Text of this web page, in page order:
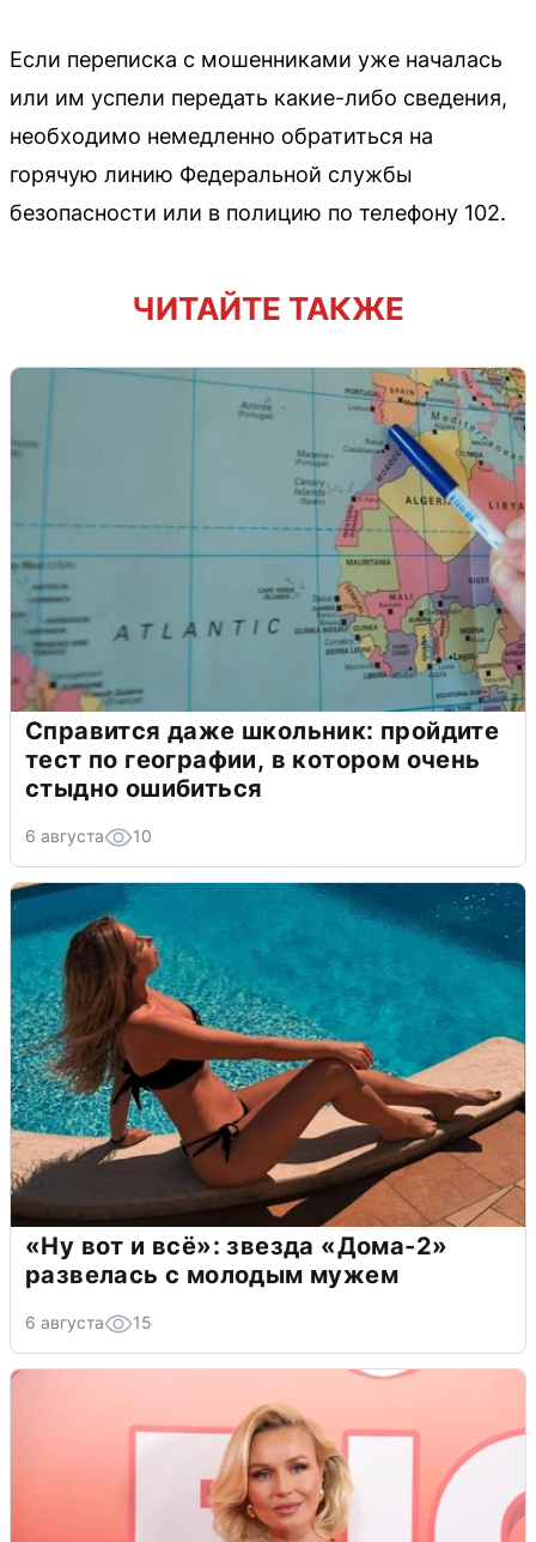
Если переписка с мошенниками уже началась
или им успели передать какие-либо сведения,
необходимо немедленно обратиться на
горячую линию Федеральной службы
безопасности или в полицию по телефону 102.
ЧИТАЙТЕ ТАКЖЕ
Справится даже школьник: пройдите
тест по географии, в котором очень
стыдно ошибиться
6 августа 10
«Ну вот и всё»: звезда «Дома-2»
развелась с молодым мужем
6 августа 15